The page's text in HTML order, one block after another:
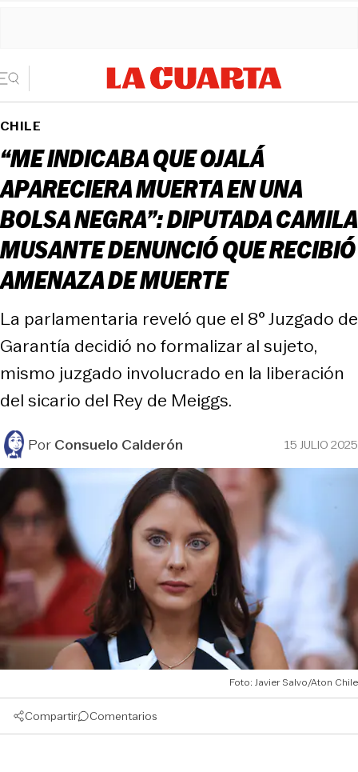
CHILE
“ME INDICABA QUE OJALÁ
APARECIERA MUERTA EN UNA
BOLSA NEGRA”: DIPUTADA CAMILA
MUSANTE DENUNCIÓ QUE RECIBIÓ
AMENAZA DE MUERTE
La parlamentaria reveló que el 8° Juzgado de
Garantía decidió no formalizar al sujeto,
mismo juzgado involucrado en la liberación
del sicario del Rey de Meiggs.
PorConsuelo Calderón 15 JULIO 2025
Foto: Javier Salvo/Aton Chile
Compartir Comentarios